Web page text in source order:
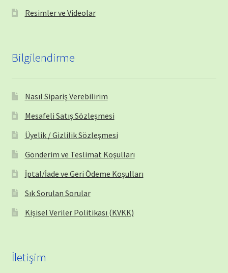
Resimler ve Videolar
Bilgilendirme
Nasıl Sipariş Verebilirim
Mesafeli Satış Sözleşmesi
Üyelik / Gizlilik Sözleşmesi
Gönderim ve Teslimat Koşulları
İptal/İade ve Geri Ödeme Koşulları
Sık Sorulan Sorular
Kişisel Veriler Politikası (KVKK)
İletişim